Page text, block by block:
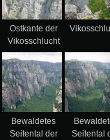
Ostkante der
Vikosschlucht
Bewaldetes
Seitental der
Seitental